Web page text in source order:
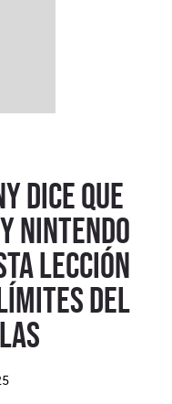
dice que
Nintendo
lección
del